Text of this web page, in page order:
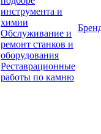
инструмента и
химии
Обслуживание и
ремонт станков и
оборудования
Реставрационные
работы по камню